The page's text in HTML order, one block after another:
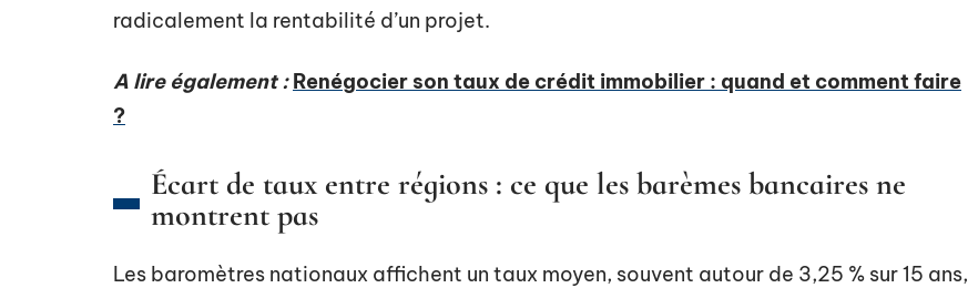
radicalement la rentabilité d’un projet.
A lire également : Renégocier son taux de crédit immobilier : quand et comment faire
?
Écart de taux entre régions : ce que les barèmes bancaires ne
montrent pas
Les baromètres nationaux affichent un taux moyen, souvent autour de 3,25 % sur 15 ans,